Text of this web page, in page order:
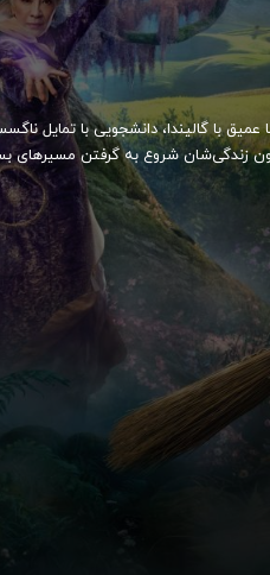
با گالیندا، دانشجویی با تمایل
زندگی‌شان شروع به گرفتن مسیرهای